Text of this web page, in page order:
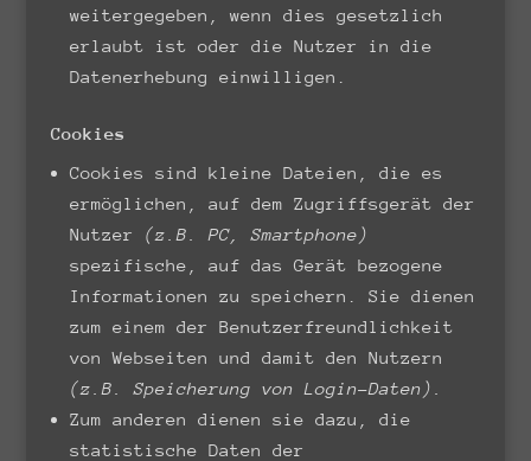
weitergegeben, wenn dies gesetzlich
erlaubt ist oder die Nutzer in die
Datenerhebung einwilligen.
Cookies
Cookies sind kleine Dateien, die es
ermöglichen, auf dem Zugriffsgerät der
Nutzer (z.B. PC, Smartphone)
spezifische, auf das Gerät bezogene
Informationen zu speichern. Sie dienen
zum einem der Benutzerfreundlichkeit
von Webseiten und damit den Nutzern
(z.B. Speicherung von Login-Daten).
Zum anderen dienen sie dazu, die
statistische Daten der